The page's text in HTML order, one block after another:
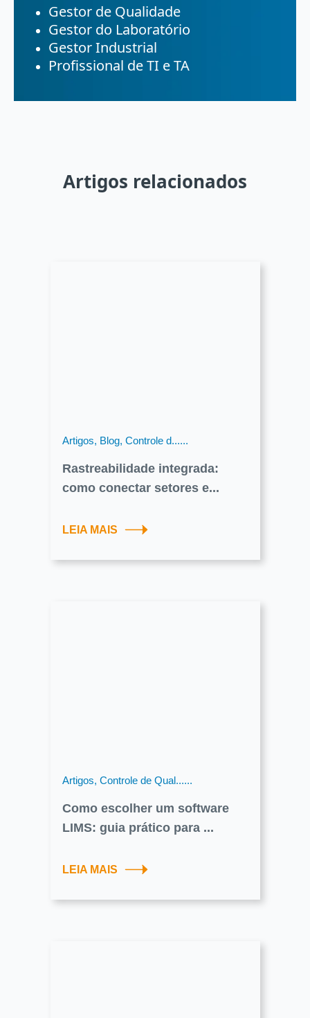
Gestor de Qualidade
Gestor do Laboratório
Gestor Industrial
Profissional de TI e TA
Artigos relacionados
Artigos, Blog, Controle d......
Rastreabilidade integrada:
como conectar setores e...
LEIA MAIS
Artigos, Controle de Qual......
Como escolher um software
LIMS: guia prático para ...
LEIA MAIS